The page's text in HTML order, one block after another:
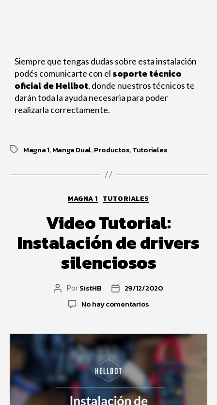
Siempre que tengas dudas sobre esta instalación
podés comunicarte con el soporte técnico
oficial de Hellbot, donde nuestros técnicos te
darán toda la ayuda necesaria para poder
realizarla correctamente.
Magna 1, Manga Dual, Productos, Tutoriales
MAGNA 1 TUTORIALES
Video Tutorial:
Instalación de drivers
silenciosos
PorSistHB
29/12/2020
No hay comentarios